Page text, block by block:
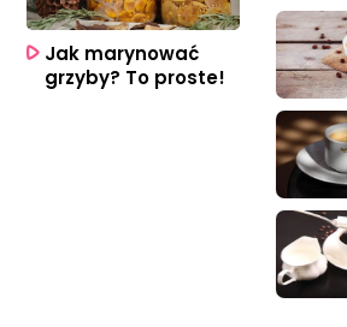
Jak marynować
grzyby? To proste!